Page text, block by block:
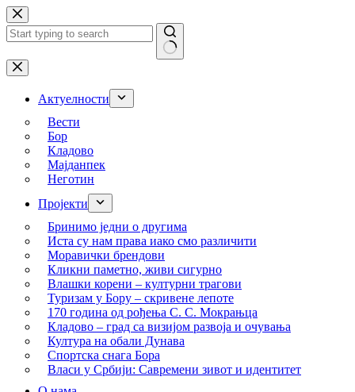
Skip
to
content
No
results
Актуелности
Вести
Бор
Кладово
Мајданпек
Неготин
Пројекти
Бринимо једни о другима
Иста су нам права иако смо различити
Моравички брендови
Кликни паметно, живи сигурно
Влашки корени – културни трагови
Туризам у Бору – скривене лепоте
170 година од рођења С. С. Мокрањца
Кладово – град са визијом развоја и очувања
Култура на обали Дунава
Спортска снага Бора
Власи у Србији: Савремени зивот и идентитет